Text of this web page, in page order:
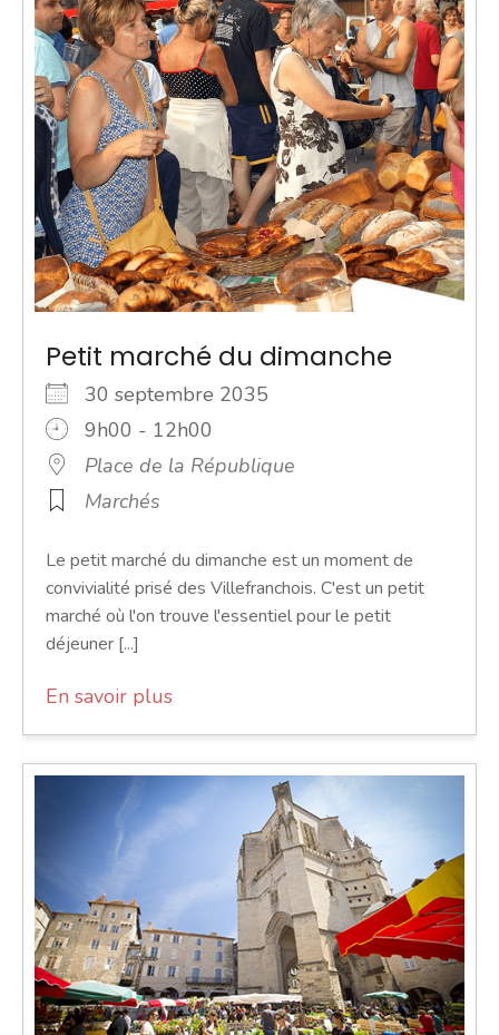
Petit marché du dimanche
30 septembre 2035
9h00 - 12h00
Place de la République
Marchés
Le petit marché du dimanche est un moment de
convivialité prisé des Villefranchois. C'est un petit
marché où l'on trouve l'essentiel pour le petit
déjeuner [...]
En savoir plus